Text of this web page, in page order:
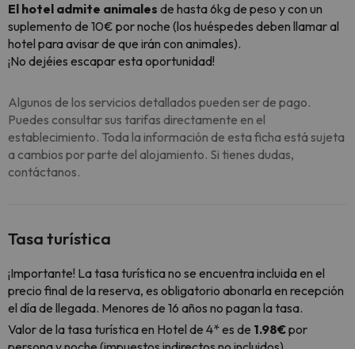
El hotel admite animales de hasta 6kg de peso y con un
suplemento de 10€ por noche (los huéspedes deben llamar al
hotel para avisar de que irán con animales).
¡No dejéies escapar esta oportunidad!
Algunos de los servicios detallados pueden ser de pago.
Puedes consultar sus tarifas directamente en el
establecimiento. Toda la información de esta ficha está sujeta
a cambios por parte del alojamiento. Si tienes dudas,
contáctanos.
Tasa turística
¡Importante! La tasa turística no se encuentra incluida en el
precio final de la reserva, es obligatorio abonarla en recepción
el día de llegada. Menores de 16 años no pagan la tasa.
Valor de la tasa turística en Hotel de 4* es de 1.98€por